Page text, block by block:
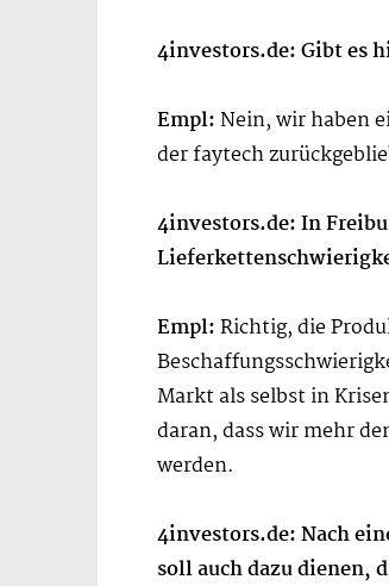
4investors.de: Gibt es
Empl:Nein, wir haben
der faytech
4investors.de: In
Empl:Richtig, die
Markt als selbst in
daran, dass wir mehr
werden.
4investors.de: Nach
soll auch dazu dienen,